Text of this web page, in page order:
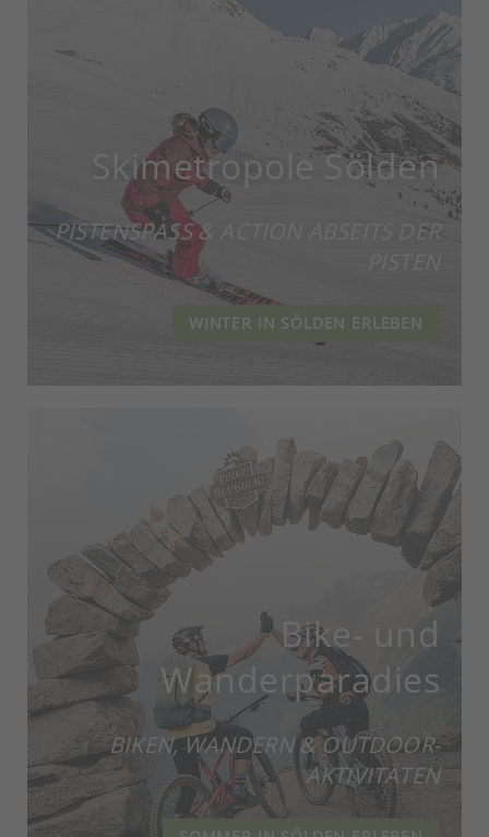
Skimetropole Sölden
PISTENSPASS & ACTION ABSEITS DER P
WINTER IN SÖLDEN ERLEBEN
Bike- und
Wanderparadies
BIKEN, WANDERN & OUTDOOR-
AKTIVITÄTEN